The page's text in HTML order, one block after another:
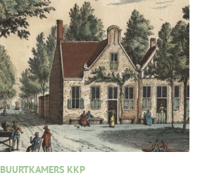
BUURTKAMERS KKP